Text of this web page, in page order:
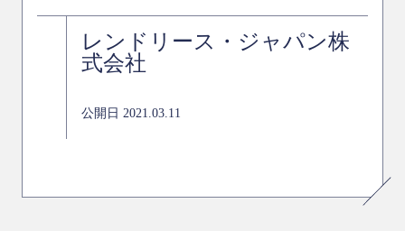
レンドリース・ジャパン株
式会社
公開日 2021.03.11